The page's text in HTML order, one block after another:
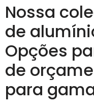
Nossa
de
Opções
de
para